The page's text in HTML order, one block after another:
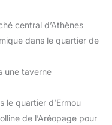
central d’Athènes
dans le quartier de
une taverne
le quartier d’Ermou
de l’Aréopage pour